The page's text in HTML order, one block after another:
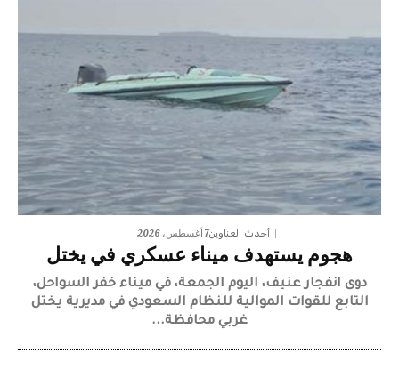
أحدث العناوين7 أغسطس، 2026
هجوم يستهدف ميناء عسكري في يختل
دوى انفجار عنيف، اليوم الجمعة، في ميناء خفر السواحل،
التابع للقوات الموالية للنظام السعودي في مديرية يختل
غربي محافظة...